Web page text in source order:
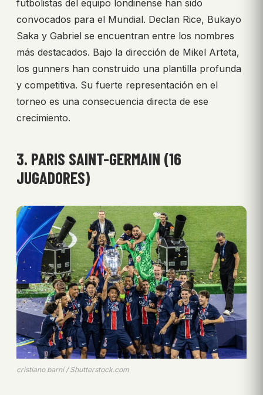
futbolistas del equipo londinense han sido
convocados para el Mundial. Declan Rice, Bukayo
Saka y Gabriel se encuentran entre los nombres
más destacados. Bajo la dirección de Mikel Arteta,
los gunners han construido una plantilla profunda
y competitiva. Su fuerte representación en el
torneo es una consecuencia directa de ese
crecimiento.
3. PARIS SAINT-GERMAIN (16
JUGADORES)
cristiano barni / Shutterstock.com